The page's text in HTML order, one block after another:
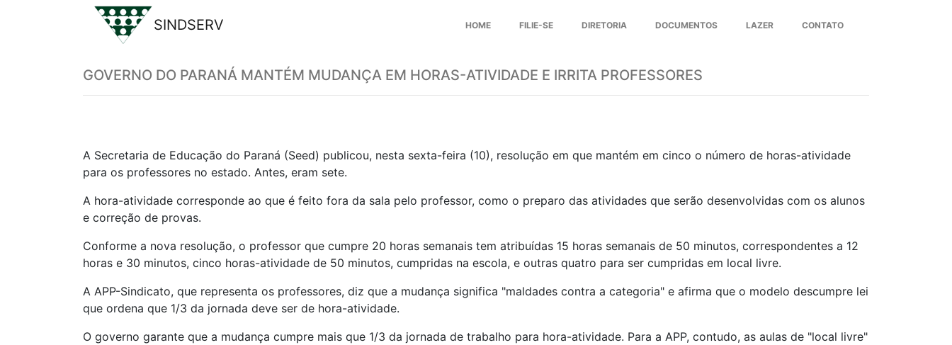
SINDSERV HOME FILIE-SE DIRETORIA DOCUMENTOS LAZER CONTATO
GOVERNO DO PARANÁ MANTÉM MUDANÇA EM HORAS-ATIVIDADE E IRRITA PROFESSORES
A Secretaria de Educação do Paraná (Seed) publicou, nesta sexta-feira (10), resolução em que mantém em cinco o número de horas-atividade
para os professores no estado. Antes, eram sete.
A hora-atividade corresponde ao que é feito fora da sala pelo professor, como o preparo das atividades que serão desenvolvidas com os alunos
e correção de provas.
Conforme a nova resolução, o professor que cumpre 20 horas semanais tem atribuídas 15 horas semanais de 50 minutos, correspondentes a 12
horas e 30 minutos, cinco horas-atividade de 50 minutos, cumpridas na escola, e outras quatro para ser cumpridas em local livre.
A APP-Sindicato, que representa os professores, diz que a mudança significa "maldades contra a categoria" e afirma que o modelo descumpre lei
que ordena que 1/3 da jornada deve ser de hora-atividade.
O governo garante que a mudança cumpre mais que 1/3 da jornada de trabalho para hora-atividade. Para a APP, contudo, as aulas de "local livre"